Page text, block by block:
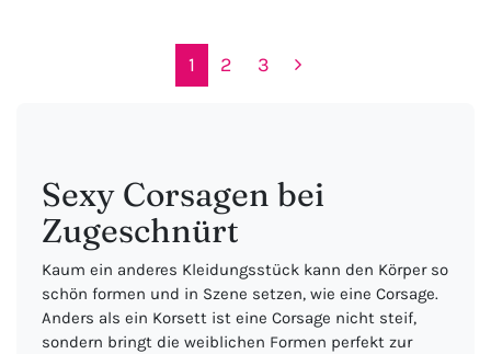
1 2 3
Sexy Corsagen bei
Zugeschnürt
Kaum ein anderes Kleidungsstück kann den Körper so
schön formen und in Szene setzen, wie eine Corsage.
Anders als ein Korsett ist eine Corsage nicht steif,
sondern bringt die weiblichen Formen perfekt zur